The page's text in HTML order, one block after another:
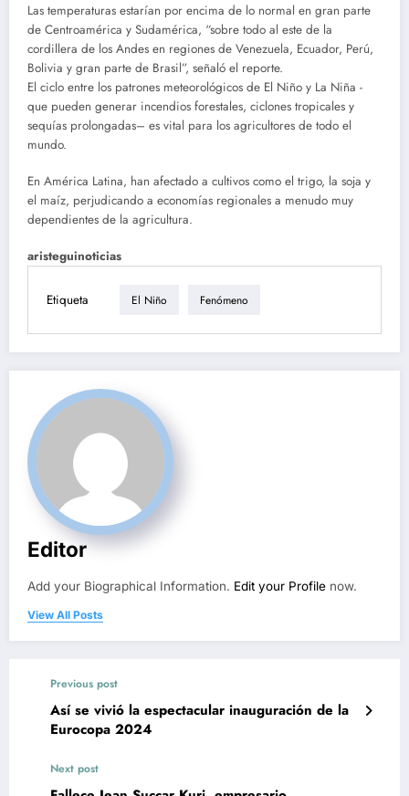
Las temperaturas estarían por encima de lo normal en gran parte
de Centroamérica y Sudamérica, “sobre todo al este de la
cordillera de los Andes en regiones de Venezuela, Ecuador, Perú,
Bolivia y gran parte de Brasil”, señaló el reporte.
El ciclo entre los patrones meteorológicos de El Niño y La Niña -
que pueden generar incendios forestales, ciclones tropicales y
sequías prolongadas– es vital para los agricultores de todo el
mundo.
En América Latina, han afectado a cultivos como el trigo, la soja y
el maíz, perjudicando a economías regionales a menudo muy
dependientes de la agricultura.
aristeguinoticias
Etiqueta El Niño Fenómeno
Editor
Add your Biographical Information. Edit your Profile now.
View All Posts
Previous post
Así se vivió la espectacular inauguración de la
Eurocopa 2024
Next post